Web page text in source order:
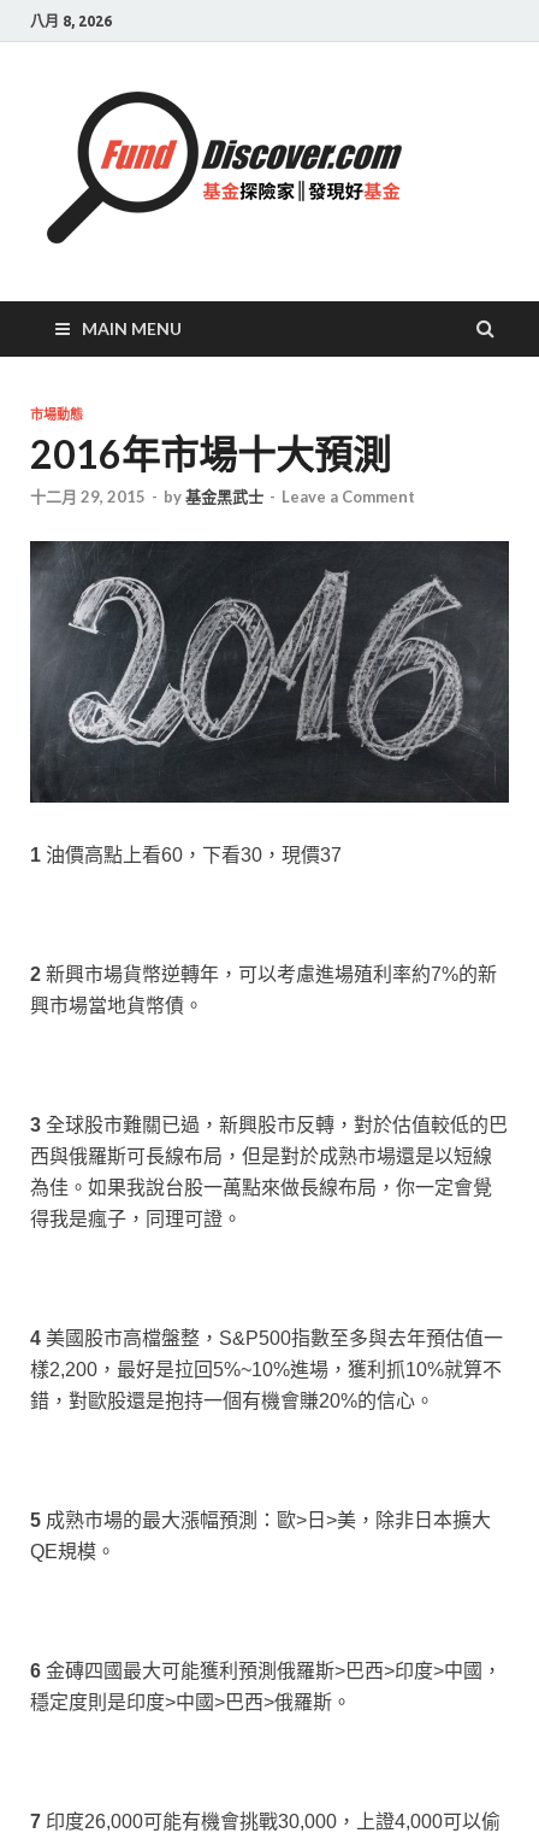
八月 8, 2026
發現
好基
MAIN MENU
市場動態
2016年市場十大預測
十二月 29, 2015 - by基金黑武士 - Leave a Comment
1 油價高點上看60，下看30，現價37
2 新興市場貨幣逆轉年，可以考慮進場殖利率約7%的新
興市場當地貨幣債。
3 全球股市難關已過，新興股市反轉，對於估值較低的巴
西與俄羅斯可長線布局，但是對於成熟市場還是以短線
為佳。如果我說台股一萬點來做長線布局，你一定會覺
得我是瘋子，同理可證。
4 美國股市高檔盤整，S&P500指數至多與去年預估值一
樣2,200，最好是拉回5%~10%進場，獲利抓10%就算不
錯，對歐股還是抱持一個有機會賺20%的信心。
5 成熟市場的最大漲幅預測：歐>日>美，除非日本擴大
QE規模。
6 金磚四國最大可能獲利預測俄羅斯>巴西>印度>中國，
穩定度則是印度>中國>巴西>俄羅斯。
7 印度26,000可能有機會挑戰30,000，上證4,000可以偷